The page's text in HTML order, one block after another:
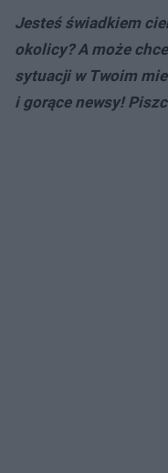
Jesteś świadkiem
okolicy? A może
sytuacji w Twoim
i gorące newsy!